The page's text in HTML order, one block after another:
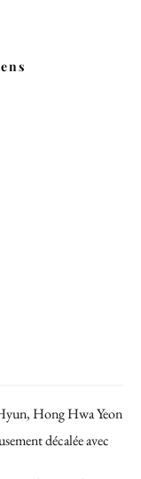
Hong Hwa Yeon
décalée avec